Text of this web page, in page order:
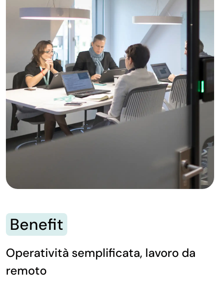
Benefit
Operatività semplificata, lavoro da
remoto